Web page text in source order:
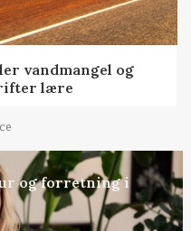
vandmangel og
lære
og forretning i